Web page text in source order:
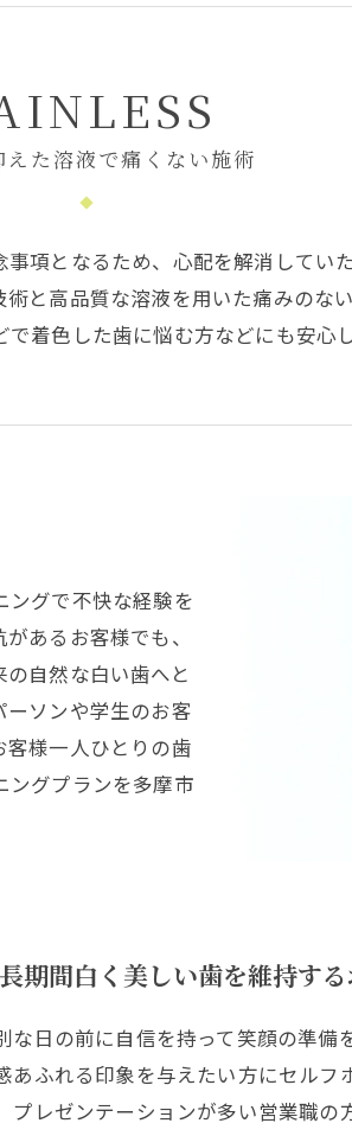
えた溶液で痛くない施術
項となるため、心配を解消してい
と高品質な溶液を用いた痛みのな
着色した歯に悩む方などにも安心
グで不快な経験を
あるお客様でも、
自然な白い歯へと
ソンや学生のお客
様一人ひとりの歯
ングプランを多摩市
長期間白く美しい歯を維持す
な日の前に自信を持って笑顔の準
あふれる印象を与えたい方にセルフ
プレゼンテーションが多い営業職の